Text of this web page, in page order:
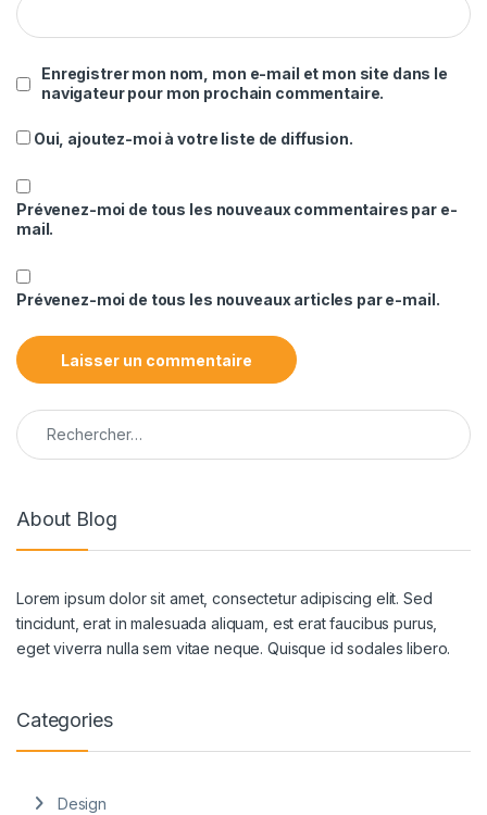
Enregistrer mon nom, mon e-mail et mon site dans le
navigateur pour mon prochain commentaire.
Oui, ajoutez-moi à votre liste de diffusion.
Prévenez-moi de tous les nouveaux commentaires par e-
mail.
Prévenez-moi de tous les nouveaux articles par e-mail.
Rechercher :
About Blog
Lorem ipsum dolor sit amet, consectetur adipiscing elit. Sed
tincidunt, erat in malesuada aliquam, est erat faucibus purus,
eget viverra nulla sem vitae neque. Quisque id sodales libero.
Categories
Design